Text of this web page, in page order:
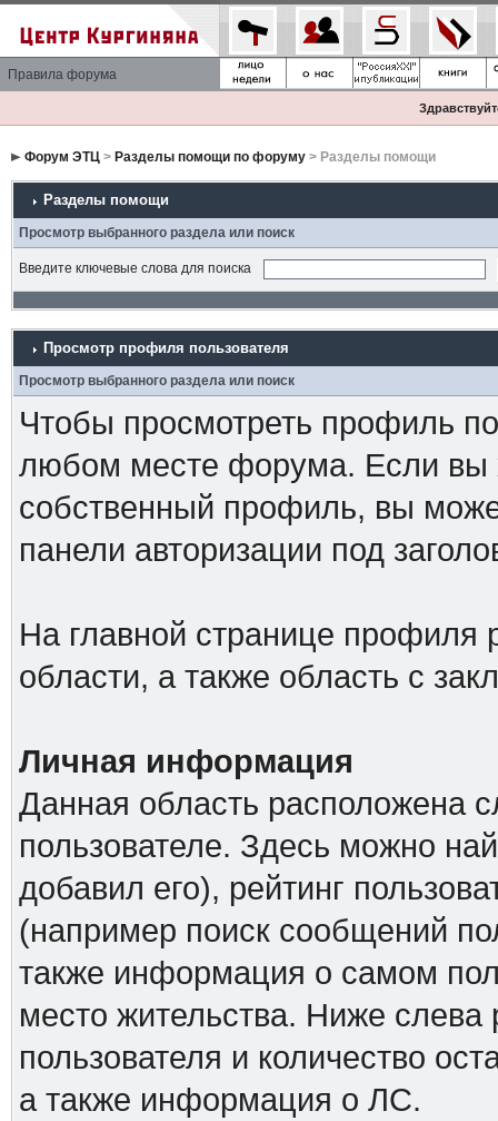
Правила форума
Форум ЭТЦ> Разделы помощи по форуму> Разделы помощи
Разделы помощи
Просмотр выбранного раздела или поиск
Введите ключевые слова для поиска
Просмотр профиля пользователя
Просмотр выбранного раздела или поиск
Чтобы просмотреть профиль
любом месте форума. Если вы
собственный профиль, вы
панели авторизации под
На главной странице профиля
области, а также область с
Личная информация
Данная область расположена
пользователе. Здесь можно
добавил его), рейтинг
(например поиск сообщений
также информация о самом
место жительства. Ниже слева
пользователя и количество
а также информация о ЛС.